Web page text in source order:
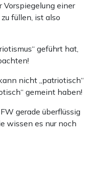
einer
füllen, ist also
geführt hat,
nicht „patriotisch“
gemeint haben!
gerade überflüssig
wissen es nur noch